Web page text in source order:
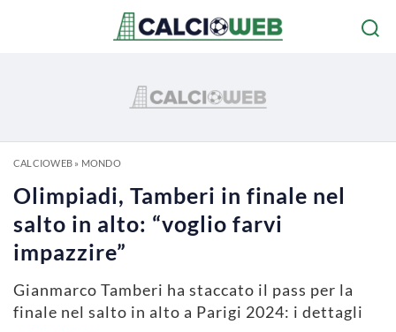
CALCIOWEB» MONDO
Olimpiadi, Tamberi in finale nel
salto in alto: “voglio farvi
impazzire”
Gianmarco Tamberi ha staccato il pass per la
finale nel salto in alto a Parigi 2024: i dettagli